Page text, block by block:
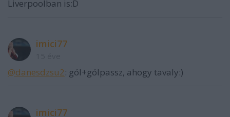
Liverpoolban is:D
imici77
@danesdzsu2: gól+gólpassz, ahogy tavaly:)
imici77